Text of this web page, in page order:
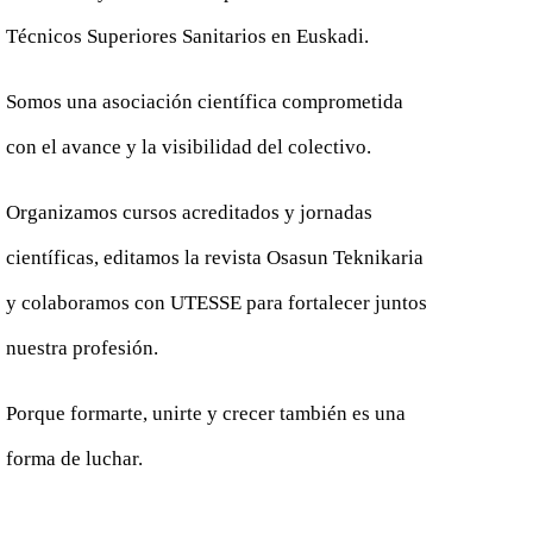
Técnicos Superiores Sanitarios en Euskadi.
Somos una asociación científica comprometida
con el avance y la visibilidad del colectivo.
Organizamos cursos acreditados y jornadas
científicas, editamos la revista Osasun Teknikaria
y colaboramos con UTESSE para fortalecer juntos
nuestra profesión.
Porque formarte, unirte y crecer también es una
forma de luchar.